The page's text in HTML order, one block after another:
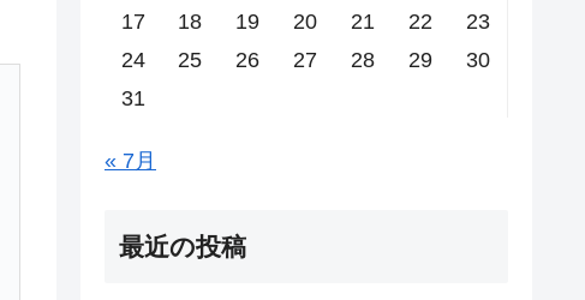
17
18 19 20 21 22
23
24
25 26 27 28 29
30
31
« 7月
最近の投稿